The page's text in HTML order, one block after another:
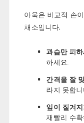
아욱은 비교적 손
채소입니다.
과습만 피
하세요.
간격을 잘
라지 못합
잎이 질겨
재빨리 수